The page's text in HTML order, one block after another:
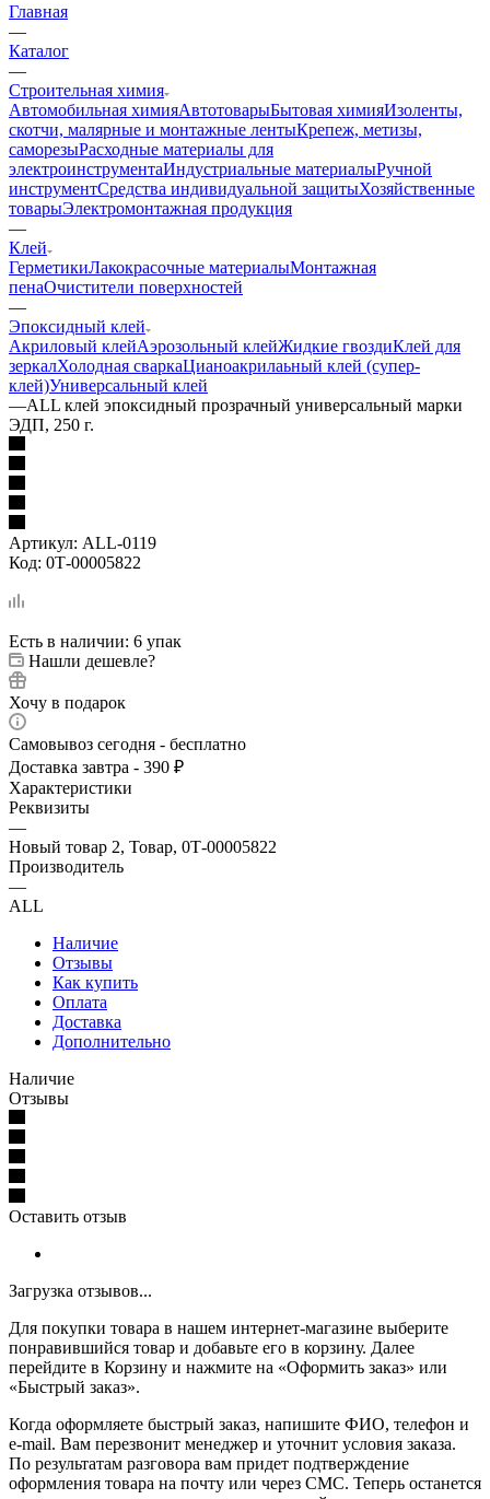
Главная
—
Каталог
—
Строительная химия
Автомобильная химияАвтотоварыБытовая химияИзоленты,
скотчи, малярные и монтажные лентыКрепеж, метизы,
саморезыРасходные материалы для
электроинструментаИндустриальные материалыРучной
инструментСредства индивидуальной защитыХозяйственные
товарыЭлектромонтажная продукция
—
Клей
ГерметикиЛакокрасочные материалыМонтажная
пенаОчистители поверхностей
—
Эпоксидный клей
Акриловый клейАэрозольный клейЖидкие гвоздиКлей для
зеркалХолодная сваркаЦианоакрилаьный клей (супер-
клей)Универсальный клей
—ALL клей эпоксидный прозрачный универсальный марки
ЭДП, 250 г.
Артикул: ALL-0119
Код: 0Т-00005822
Есть в наличии: 6 упак
Нашли дешевле?
Хочу в подарок
Самовывоз сегодня - бесплатно
Доставка завтра - 390 ₽
Характеристики
Реквизиты
—
Новый товар 2, Товар, 0Т-00005822
Производитель
—
ALL
Наличие
Отзывы
Как купить
Оплата
Доставка
Дополнительно
Наличие
Отзывы
Оставить отзыв
Загрузка отзывов...
Для покупки товара в нашем интернет-магазине выберите
понравившийся товар и добавьте его в корзину. Далее
перейдите в Корзину и нажмите на «Оформить заказ» или
«Быстрый заказ».
Когда оформляете быстрый заказ, напишите ФИО, телефон и
e-mail. Вам перезвонит менеджер и уточнит условия заказа.
По результатам разговора вам придет подтверждение
оформления товара на почту или через СМС. Теперь останется